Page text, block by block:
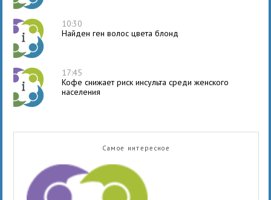
10:30
Найден ген волос цвета блонд
17:45
Кофе снижает риск инсульта среди женского
населения
Самое интересное